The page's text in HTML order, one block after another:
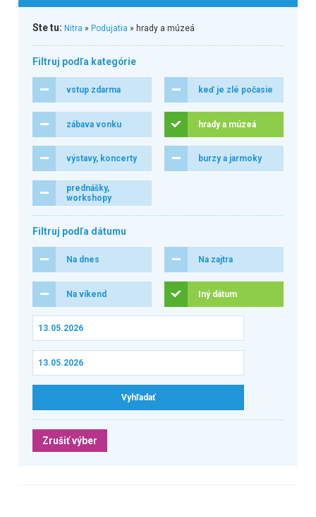
Ste tu: Nitra » Podujatia » hrady a múzeá
Filtruj podľa kategórie
vstup zdarma keď je zlé počasie
zábava vonku hrady a múzeá
výstavy, koncerty burzy a jarmoky
prednášky,
workshopy
Filtruj podľa dátumu
Na dnes Na zajtra
Na víkend Iný dátum
Zrušiť výber